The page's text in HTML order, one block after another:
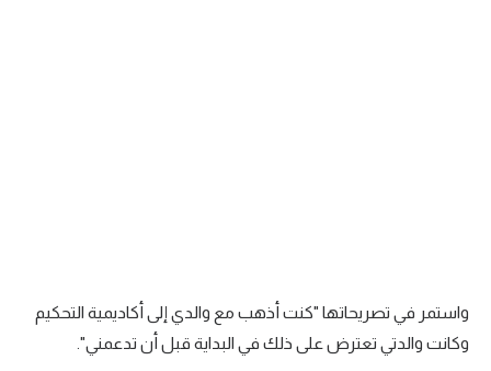
واستمر في تصريحاتها "كنت أذهب مع والدي إلى أكاديمية التحكيم
وكانت والدتي تعترض على ذلك في البداية قبل أن تدعمني".